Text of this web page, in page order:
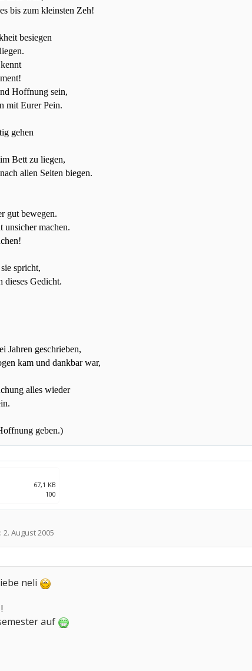
bis zum kleinsten Zeh!
besiegen
Hoffnung sein,
mit Eurer Pein.
gehen
Bett zu liegen,
allen Seiten biegen.
gut bewegen.
unsicher machen.
spricht,
dieses Gedicht.
Jahren geschrieben,
kam und dankbar war,
alles wieder
geben.)
67,1 KB
100
2. August 2005
neli
auf